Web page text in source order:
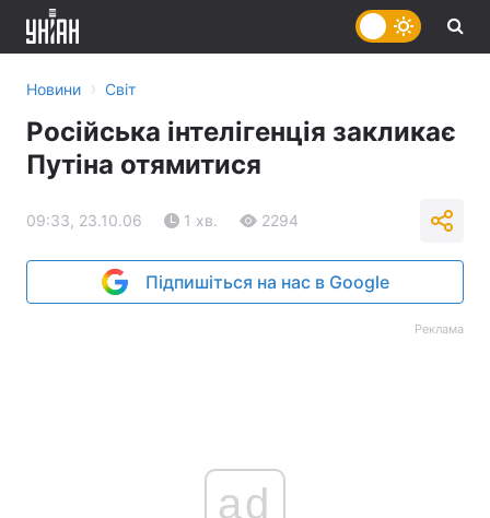
Новини › Світ
Російська інтелігенція закликає
Путіна отямитися
09:33, 23.10.06 1 хв. 2294
Підпишіться на нас в Google
Реклама
ad